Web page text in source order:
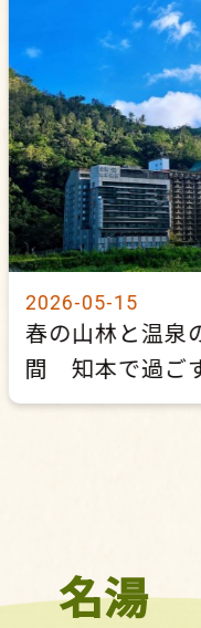
2026-05-15
春の山林と温泉
間 知本で過ご
るひととき
名湯